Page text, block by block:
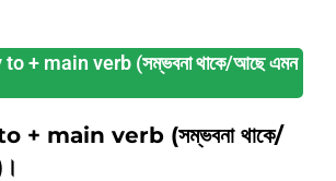
+ main verb (সম্ভবনা থাকে/আছে এমন
+ main verb (সম্ভবনা থাকে/